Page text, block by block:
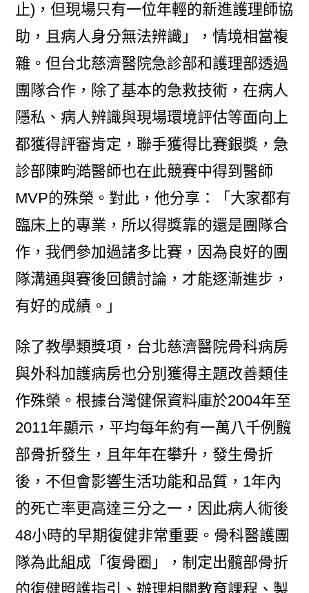
止)，但現場只有一位年輕的新進護理師協
助，且病人身分無法辨識」，情境相當複
雜。但台北慈濟醫院急診部和護理部透過
團隊合作，除了基本的急救技術，在病人
隱私、病人辨識與現場環境評估等面向上
都獲得評審肯定，聯手獲得比賽銀獎，急
診部陳畇澔醫師也在此競賽中得到醫師
MVP的殊榮。對此，他分享：「大家都有
臨床上的專業，所以得獎靠的還是團隊合
作，我們參加過諸多比賽，因為良好的團
隊溝通與賽後回饋討論，才能逐漸進步，
有好的成績。」
除了教學類獎項，台北慈濟醫院骨科病房
與外科加護病房也分別獲得主題改善類佳
作殊榮。根據台灣健保資料庫於2004年至
2011年顯示，平均每年約有一萬八千例髖
部骨折發生，且年年在攀升，發生骨折
後，不但會影響生活功能和品質，1年內
的死亡率更高達三分之一，因此病人術後
48小時的早期復健非常重要。骨科醫護團
隊為此組成「復骨圈」，制定出髖部骨折
的復健照護指引、辦理相關教育課程、製